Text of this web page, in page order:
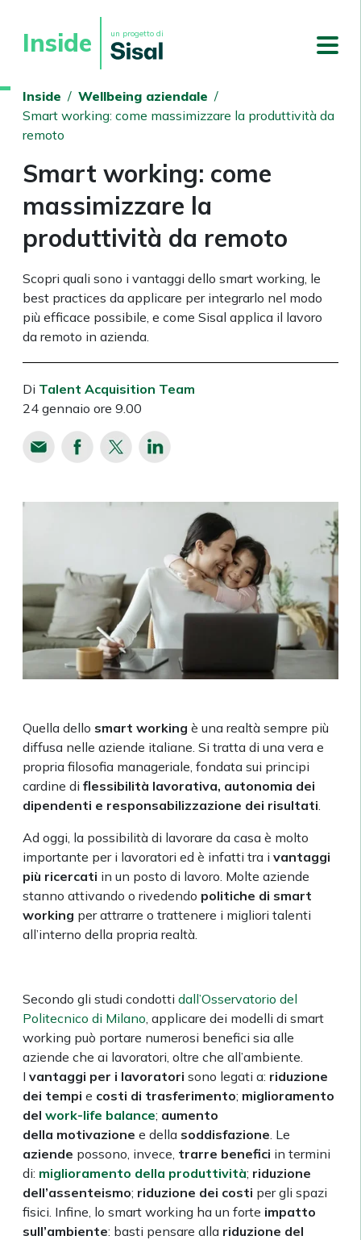
Inside un progetto di
Inside / Wellbeing aziendale /
Smart working: come massimizzare la produttività da
remoto
Smart working: come
massimizzare la
produttività da remoto
Scopri quali sono i vantaggi dello smart working, le
best practices da applicare per integrarlo nel modo
più efficace possibile, e come Sisal applica il lavoro
da remoto in azienda.
Di Talent Acquisition Team
24 gennaio ore 9.00
Quella dello smart working è una realtà sempre più
diffusa nelle aziende italiane. Si tratta di una vera e
propria filosofia manageriale, fondata sui principi
cardine di flessibilità lavorativa, autonomia dei
dipendenti e responsabilizzazione dei risultati
Ad oggi, la possibilità di lavorare da casa è molto
importante per i lavoratori ed è infatti tra i vantaggi
più ricercati in un posto di lavoro. Molte aziende
stanno attivando o rivedendo politiche di smart
working per attrarre o trattenere i migliori talenti
all’interno della propria realtà.
Secondo gli studi condotti dall’Osservatorio del
Politecnico di Milano , applicare dei modelli di smart
working può portare numerosi benefici sia alle
aziende che ai lavoratori, oltre che all’ambiente.
I vantaggi per i lavoratori sono legati a: riduzione
dei tempi e costi di trasferimento; miglioramento
del work-life balance; aumento
della motivazione e della soddisfazione . Le
aziende possono, invece, trarre benefici in termini
di: miglioramento della produttività; riduzione
dell’assenteismo; riduzione dei costi per gli spazi
fisici. Infine, lo smart working ha un forte impatto
sull’ambiente: basti pensare alla riduzione del